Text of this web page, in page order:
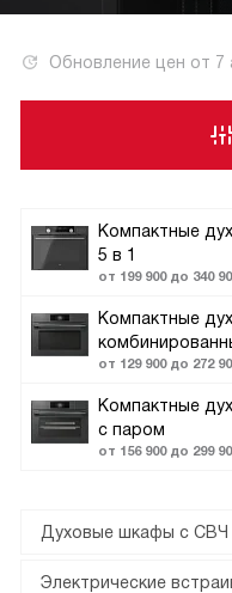
Обновление цен от 7
Компактные
5 в 1
от 199 900 до 340
Компактные
от 129 900 до 272
Компактные
с паром
от 156 900 до 299
Духовые шкафы с СВЧ
Электрические